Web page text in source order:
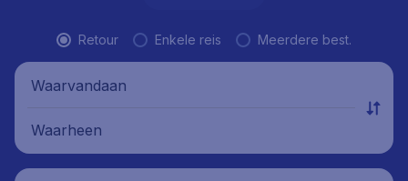
Retour Enkele reis Meerdere best.
Waarvandaan
Waarheen